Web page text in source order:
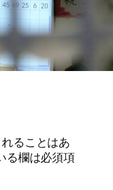
ることはあ
る欄は必須項